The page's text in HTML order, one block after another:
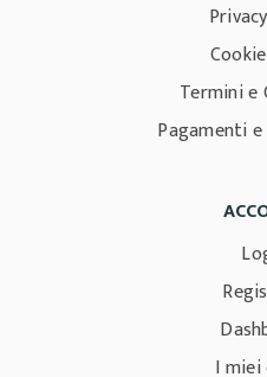
Termini e
Pagamenti
I